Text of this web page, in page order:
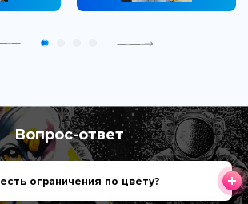
Вопрос-ответ
ограничения по цвету?